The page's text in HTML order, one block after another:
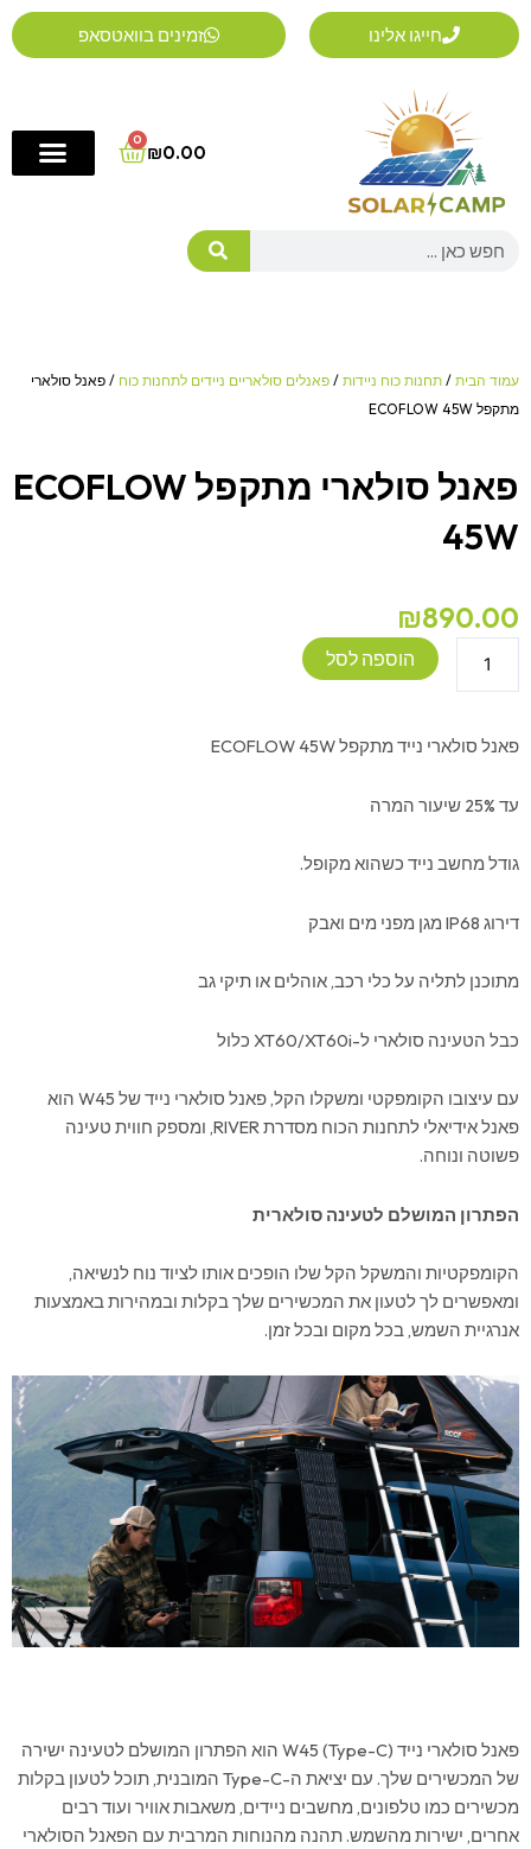
דילוג
לתוכן
חייגו אלינו זמינים בוואטסאפ
₪0.00
0
Cart
Search
עמוד הבית / תחנות כוח ניידות / פאנלים סולאריים ניידים לתחנות כוח / פאנל סולארי
מתקפל ECOFLOW 45W
פאנל סולארי מתקפל ECOFLOW
45W
₪890.00
סולארי
הוספה לסל
פאנל סולארי נייד מתקפל ECOFLOW 45W
עד 25% שיעור המרה
גודל מחשב נייד כשהוא מקופל.
דירוג IP68 מגן מפני מים ואבק
מתוכנן לתליה על כלי רכב, אוהלים או תיקי גב
כבל הטעינה סולארי ל-XT60/XT60i כלול
עם עיצובו הקומפקטי ומשקלו הקל, פאנל סולארי נייד של W45 הוא
פאנל אידיאלי לתחנות הכוח מסדרת RIVER, ומספק חווית טעינה
פשוטה ונוחה.
הפתרון המושלם לטעינה סולארית
הקומפקטיות והמשקל הקל שלו הופכים אותו לציוד נוח לנשיאה,
ומאפשרים לך לטעון את המכשירים שלך בקלות ובמהירות באמצעות
אנרגיית השמש, בכל מקום ובכל זמן.
פאנל סולארי נייד W45 (Type-C) הוא הפתרון המושלם לטעינה ישירה
של המכשירים שלך. עם יציאת ה-Type-C המובנית, תוכל לטעון בקלות
מכשירים כמו טלפונים, מחשבים ניידים, משאבות אוויר ועוד רבים
אחרים, ישירות מהשמש. תהנה מהנוחות המרבית עם הפאנל הסולארי